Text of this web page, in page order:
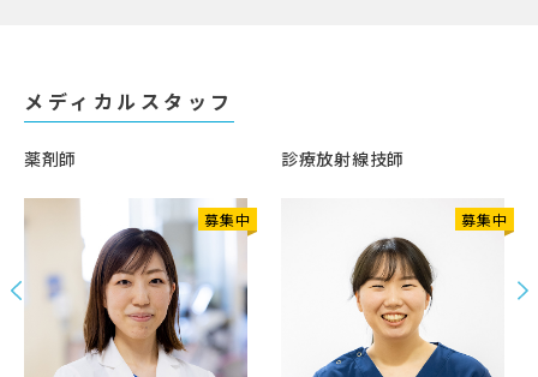
メディカルスタッフ
薬剤師 診療放射線技師